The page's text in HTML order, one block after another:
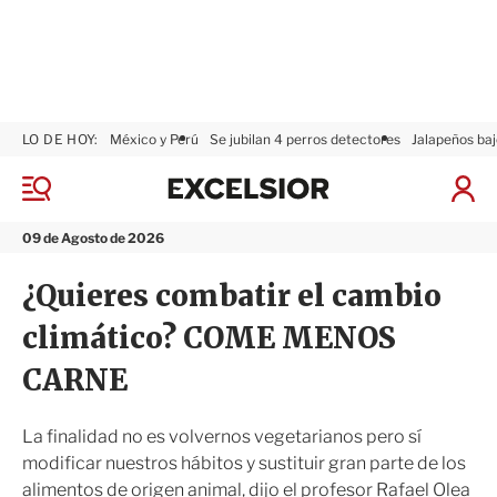
M
n
09 de Agosto de 2026
LO DE HOY: México y Perú Se jubilan 4 perros detectores Jalapeños
I
x
o
r
¿Quieres combatir el cambio
climático? COME MENOS
CARNE
La finalidad no es volvernos vegetarianos pero sí
modificar nuestros hábitos y sustituir gran parte de los
alimentos de origen animal, dijo el profesor Rafael Olea